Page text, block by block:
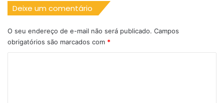
Deixe um comentário
O seu endereço de e-mail não será publicado. Campos
obrigatórios são marcados com *